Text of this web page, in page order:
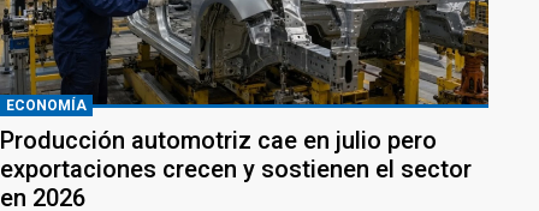
ECONOMÍA
Producción automotriz cae en julio pero
exportaciones crecen y sostienen el sector
en 2026